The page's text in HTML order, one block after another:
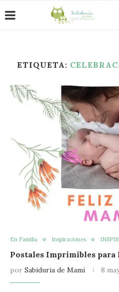
ETIQUETA:
En Familia Inspiraciones
Postales Imprimibles para
por Sabiduria de Mami 8